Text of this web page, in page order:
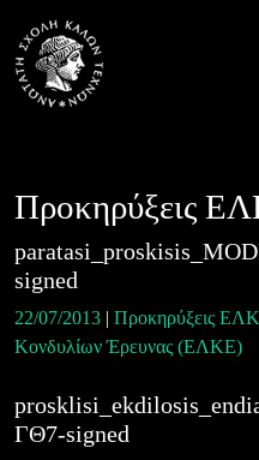
content
Προκηρύξεις
signed
22/07/2013 | Προκηρύξεις
Κονδυλίων Έρευνας (ΕΛΚΕ)
ΓΘ7-signed